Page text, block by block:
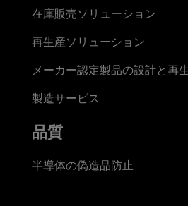
在庫販売ソリューション
再生産ソリューション
メーカー認定製品の設計と再
製造サービス
品質
半導体の偽造品防止